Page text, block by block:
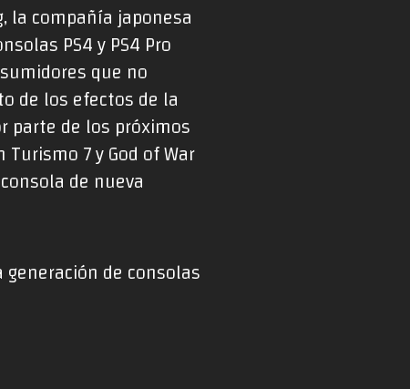
la compañía japonesa
PS4 y PS4 Pro
que no
de los efectos de la
parte de los próximos
7 y God of War
de nueva
de consolas